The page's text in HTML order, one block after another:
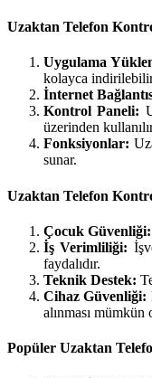
Uzaktan Telefon
Uygulama
kolayca
İnternet
Kontrol Paneli:
üzerinden
Fonksiyonlar:
sunar.
Uzaktan Telefon
Çocuk Güvenliği:
İş Verimliliği:
faydalıdır.
Teknik Destek:
Cihaz Güvenliği:
alınması mümkün
Popüler Uzaktan